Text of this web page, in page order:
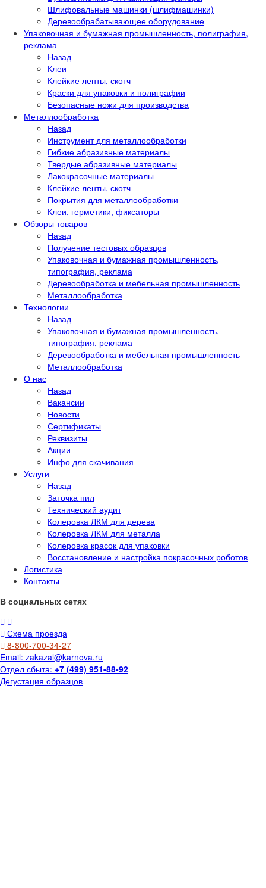
Шлифовальные машинки (шлифмашинки)
Деревообрабатывающее оборудование
Упаковочная и бумажная промышленность, полиграфия,
реклама
Назад
Клеи
Клейкие ленты, скотч
Краски для упаковки и полиграфии
Безопасные ножи для производства
Металлообработка
Назад
Инструмент для металлообработки
Гибкие абразивные материалы
Твердые абразивные материалы
Лакокрасочные материалы
Клейкие ленты, скотч
Покрытия для металлообработки
Клеи, герметики, фиксаторы
Обзоры товаров
Назад
Получение тестовых образцов
Упаковочная и бумажная промышленность,
типография, реклама
Деревообработка и мебельная промышленность
Металлообработка
Технологии
Назад
Упаковочная и бумажная промышленность,
типография, реклама
Деревообработка и мебельная промышленность
Металлообработка
О нас
Назад
Вакансии
Новости
Сертификаты
Реквизиты
Акции
Инфо для скачивания
Услуги
Назад
Заточка пил
Технический аудит
Колеровка ЛКМ для дерева
Колеровка ЛКМ для металла
Колеровка красок для упаковки
Восстановление и настройка покрасочных роботов
Логистика
Контакты
В социальных сетях
Схема проезда
8-800-700-34-27
Email: zakazal@karnova.ru
Отдел сбыта: +7 (499) 951-88-92
Дегустация образцов